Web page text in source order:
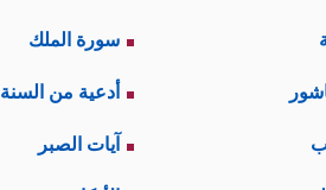
سورة الملك
أدعية من السنة
آيات الصبر